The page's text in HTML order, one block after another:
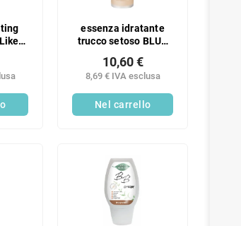
essenza idratante
trucco setoso BLUR
8,69 € IVA esclusa
10,60 €
Nel carrello